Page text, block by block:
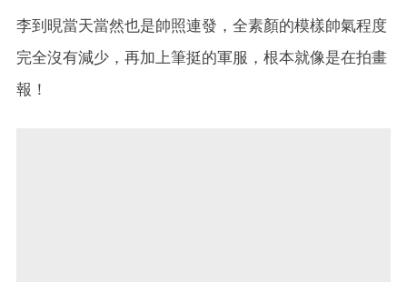
李到晛當天當然也是帥照連發，全素顏的模樣帥氣程度
完全沒有減少，再加上筆挺的軍服，根本就像是在拍畫
報！